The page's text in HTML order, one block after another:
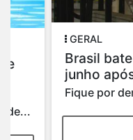
Brasil bate
junho após fim
Fique por dentro